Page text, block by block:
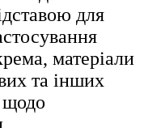
для
матеріали
та інших
щодо